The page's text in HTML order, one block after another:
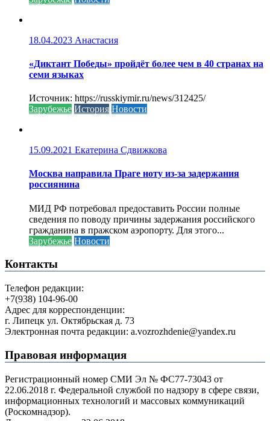
18.04.2023 Анастасия
«Диктант Победы» пройдёт более чем в 40 странах на
семи языках
Источник: https://russkiymir.ru/news/312425/
Зарубежье История Новости
15.09.2021 Екатерина Сдвижкова
Москва направила Праге ноту из-за задержания
россиянина
МИД РФ потребовал предоставить России полные
сведения по поводу причины задержания российского
гражданина в пражском аэропорту. Для этого...
Зарубежье Новости
Контакты
Телефон редакции:
+7(938) 104-96-00
Адрес для корреспонденции:
г. Липецк ул. Октябрьская д. 73
Электронная почта редакции: a.vozrozhdenie@yandex.ru
Правовая информация
Регистрационный номер СМИ Эл № ФС77-73043 от
22.06.2018 г. Федеральной службой по надзору в сфере связи,
информационных технологий и массовых коммуникаций
(Роскомнадзор).